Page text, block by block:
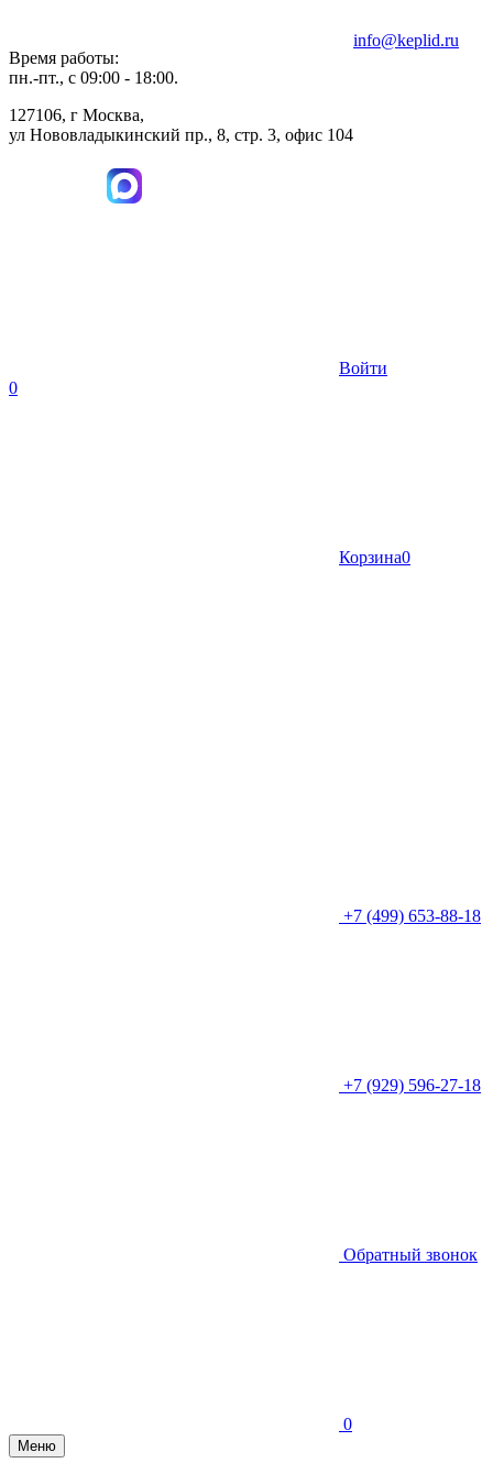
Время работы:
пн.-пт., с 09:00 - 18:00.
127106, г Москва,
ул Нововладыкинский пр., 8, стр. 3, офис 104
info@keplid.ru
Войти
0
Корзина0
+7 (499) 653-88-18
+7 (929) 596-27-18
Обратный звонок
0
Меню